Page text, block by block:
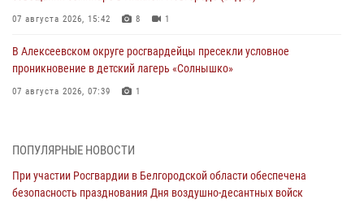
07 августа 2026, 15:42 8 1
В Алексеевском округе росгвардейцы пресекли условное
проникновение в детский лагерь «Солнышко»
07 августа 2026, 07:39 1
Подвиги героев‑росгвардейцев увековечили в новой музейной
ПОПУЛЯРНЫЕ НОВОСТИ
При участии Росгвардии в Белгородской области обеспечена
безопасность празднования Дня воздушно-десантных войск